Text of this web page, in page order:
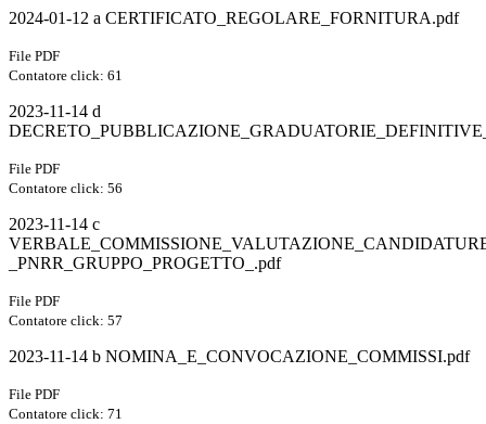
2024-01-12 a CERTIFICATO_REGOLARE_FORNITURA.pdf
File PDF
Contatore click: 61
2023-11-14 d
File PDF
Contatore click: 56
2023-11-14 c
_PNRR_GRUPPO_PROGETTO_.pdf
File PDF
Contatore click: 57
2023-11-14 b NOMINA_E_CONVOCAZIONE_COMMISSI.pdf
File PDF
Contatore click: 71